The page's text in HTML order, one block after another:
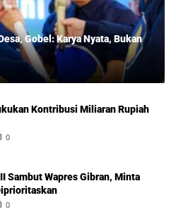
Gobel: Karya Nyata, Bukan
Kontribusi Miliaran Rupiah
0
Sambut Wapres Gibran, Minta
0